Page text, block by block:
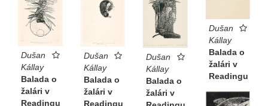
Dušan
Kállay
Balada o
žalári v
Readingu
Dušan
Kállay
Balada o
žalári v
Dušan
Kállay
Balada o
žalári v
Readingu
Dušan
Kállay
Balada o
žalári v
Readingu